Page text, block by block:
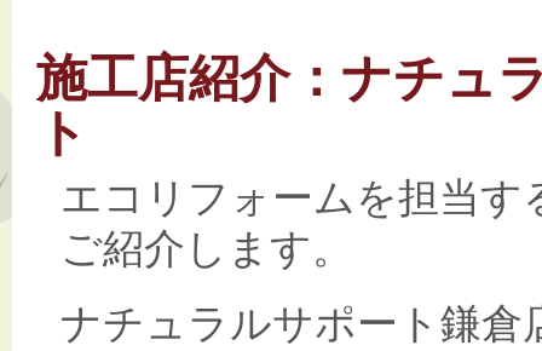
施工店紹介：ナチュ
ト
エコリフォームを担当す
ご紹介します。
ナチュラルサポート鎌倉